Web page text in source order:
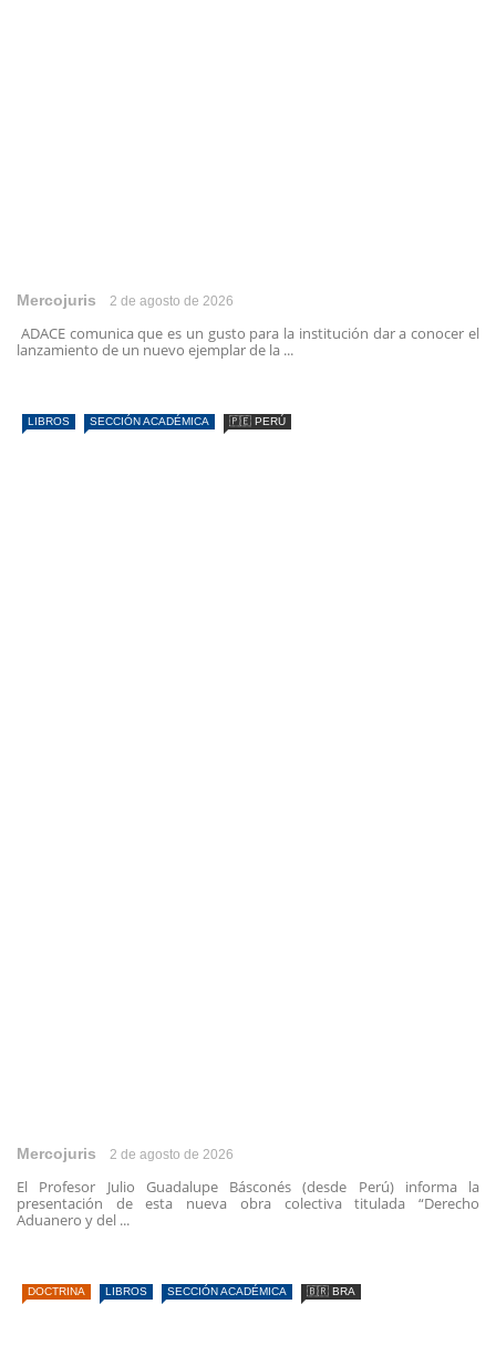
Mercojuris 2 de agosto de 2026
ADACE comunica que es un gusto para la institución dar a conocer el
lanzamiento de un nuevo ejemplar de la ...
LIBROS SECCIÓN ACADÉMICA 🇵🇪 PERÚ
Mercojuris 2 de agosto de 2026
El Profesor Julio Guadalupe Básconés (desde Perú) informa la
presentación de esta nueva obra colectiva titulada “Derecho
Aduanero y del ...
DOCTRINA LIBROS SECCIÓN ACADÉMICA 🇧🇷 BRA